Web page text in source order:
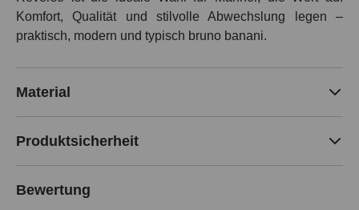
Komfort, Qualität und stilvolle Abwechslung legen –
praktisch, modern und typisch bruno banani.
Material
Produktsicherheit
Bewertung